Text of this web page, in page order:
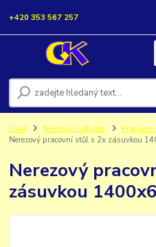
+420 353 567 257
Úvod Nerezový nábytek Pracovní
Nerezový pracovní stůl s 2x zásuvkou
Nerezový
zásuvkou